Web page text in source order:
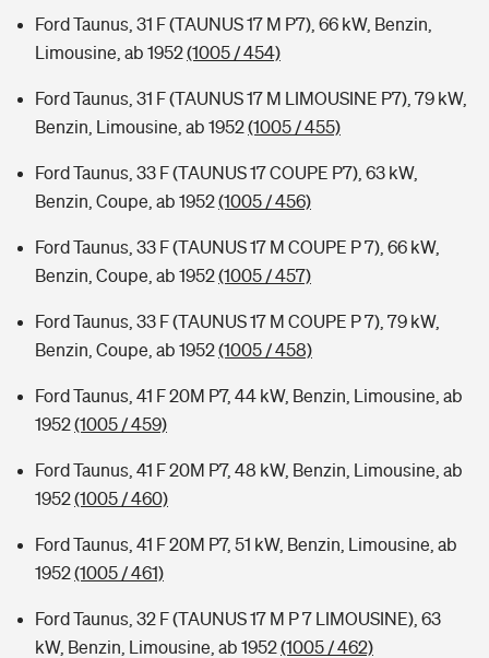
Ford Taunus, 31 F (TAUNUS 17 M P7), 66 kW, Benzin,
Limousine, ab 1952(1005 / 454)
Ford Taunus, 31 F (TAUNUS 17 M LIMOUSINE P7), 79 kW,
Benzin, Limousine, ab 1952(1005 / 455)
Ford Taunus, 33 F (TAUNUS 17 COUPE P7), 63 kW,
Benzin, Coupe, ab 1952(1005 / 456)
Ford Taunus, 33 F (TAUNUS 17 M COUPE P 7), 66 kW,
Benzin, Coupe, ab 1952(1005 / 457)
Ford Taunus, 33 F (TAUNUS 17 M COUPE P 7), 79 kW,
Benzin, Coupe, ab 1952(1005 / 458)
Ford Taunus, 41 F 20M P7, 44 kW, Benzin, Limousine, ab
1952(1005 / 459)
Ford Taunus, 41 F 20M P7, 48 kW, Benzin, Limousine, ab
1952(1005 / 460)
Ford Taunus, 41 F 20M P7, 51 kW, Benzin, Limousine, ab
1952(1005 / 461)
Ford Taunus, 32 F (TAUNUS 17 M P 7 LIMOUSINE), 63
kW, Benzin, Limousine, ab 1952(1005 / 462)